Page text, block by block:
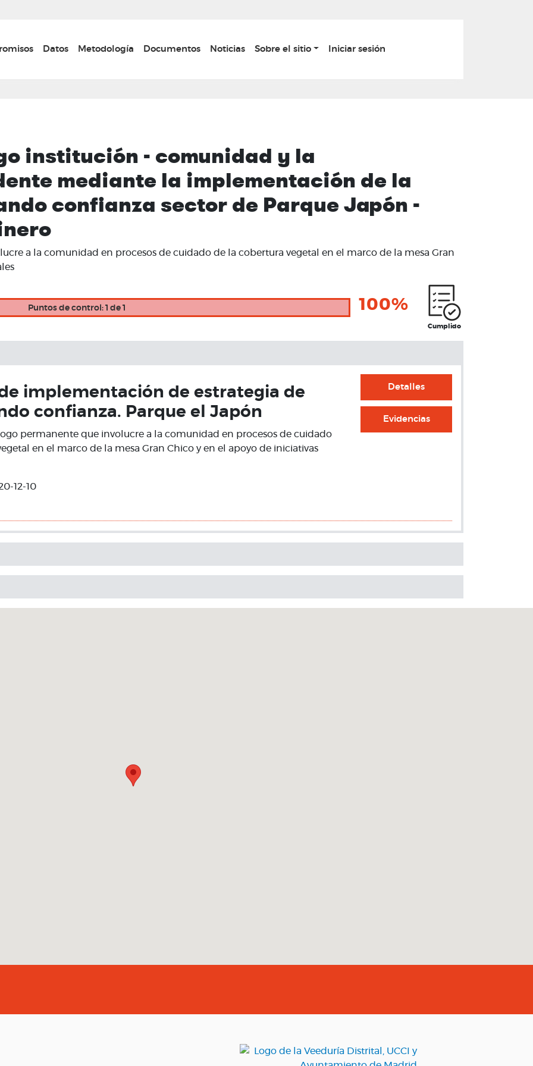
principal
navigation
Datos Metodología Documentos Noticias Sobre el sitio Iniciar sesión
institución - comunidad y la
mediante la implementación de la
confianza sector de Parque Japón -
a la comunidad en procesos de cuidado de la cobertura vegetal en el marco de la mesa Gran
Puntos de control: 1 de 1 100%
Cumplido
implementación de estrategia de
confianza. Parque el Japón
permanente que involucre a la comunidad en procesos de cuidado
en el marco de la mesa Gran Chico y en el apoyo de iniciativas
12-10
Detalles
Evidencias